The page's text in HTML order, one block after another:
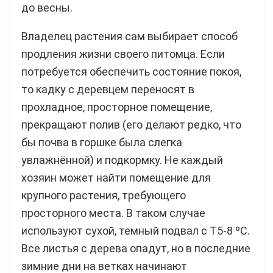
до весны.
Владелец растения сам выбирает способ
продления жизни своего питомца. Если
потребуется обеспечить состояние покоя,
то кадку с деревцем переносят в
прохладное, просторное помещение,
прекращают полив (его делают редко, что
бы почва в горшке была слегка
увлажнённой) и подкормку. Не каждый
хозяин может найти помещение для
крупного растения, требующего
просторного места. В таком случае
используют сухой, темный подвал с Т5-8 ºC.
Все листья с дерева опадут, но в последние
зимние дни на ветках начинают